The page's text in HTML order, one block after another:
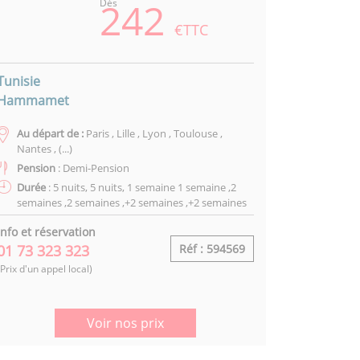
Dès
242 €TTC
Au départ de : Paris , Lille , Lyon , Toulouse ,
Nantes , (...)
Pension : Demi-Pension
Durée : 5 nuits, 5 nuits, 1 semaine 1 semaine ,2
semaines ,2 semaines ,+2 semaines ,+2 semaines
et réservation
73 323 323
d'un appel local)
Réf : 594569
Voir nos prix